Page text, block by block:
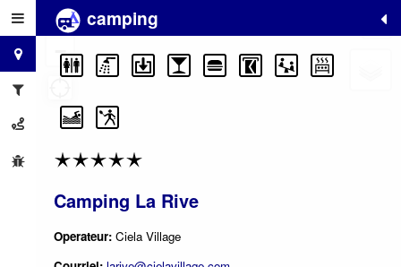
camping
Camping La Rive
Operateur: Ciela Village
+
−